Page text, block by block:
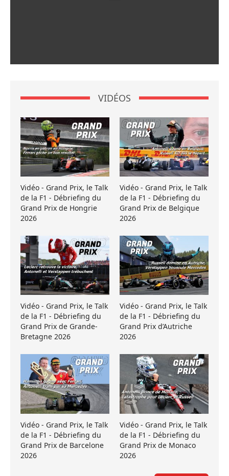
VIDÉOS
Vidéo - Grand Prix, le Talk
de la F1 - Débriefing du
Grand Prix de Hongrie
2026
Vidéo - Grand Prix, le Talk
de la F1 - Débriefing du
Grand Prix de Belgique
2026
Vidéo - Grand Prix, le Talk
de la F1 - Débriefing du
Grand Prix de Grande-
Bretagne 2026
Vidéo - Grand Prix, le Talk
de la F1 - Débriefing du
Grand Prix d’Autriche
2026
Vidéo - Grand Prix, le Talk
de la F1 - Débriefing du
Grand Prix de Barcelone
2026
Vidéo - Grand Prix, le Talk
de la F1 - Débriefing du
Grand Prix de Monaco
2026